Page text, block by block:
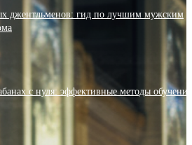
джентльменов: гид по лучшим мужским
с нуля: эффективные методы